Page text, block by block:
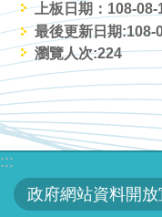
資
訊
服
務
關
於
本
署
上板日期：108-08-
最後更新日期:108-
瀏覽人次:224
:::
政府網站資料開放